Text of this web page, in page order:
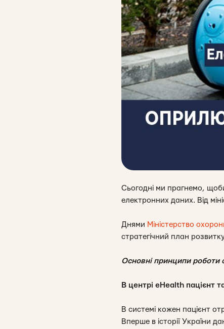
Сьогодні ми прагнемо,
електронних даних. Від
Днями Міністерство
стратегічний план
Основні принципи роботи
В центрі eHealth пацієнт
В системі кожен пацієнт
Вперше в історії України